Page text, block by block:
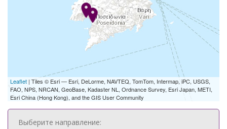
Leaflet | Tiles © Esri — Esri, DeLorme, NAVTEQ, TomTom, Intermap, iPC, USGS,
FAO, NPS, NRCAN, GeoBase, Kadaster NL, Ordnance Survey, Esri Japan, METI,
Esri China (Hong Kong), and the GIS User Community
Выберите направление: